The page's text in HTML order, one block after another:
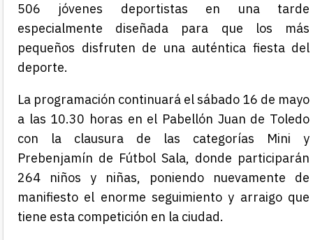
506 jóvenes deportistas en una tarde
especialmente diseñada para que los más
pequeños disfruten de una auténtica fiesta del
deporte.
La programación continuará el sábado 16 de mayo
a las 10.30 horas en el Pabellón Juan de Toledo
con la clausura de las categorías Mini y
Prebenjamín de Fútbol Sala, donde participarán
264 niños y niñas, poniendo nuevamente de
manifiesto el enorme seguimiento y arraigo que
tiene esta competición en la ciudad.